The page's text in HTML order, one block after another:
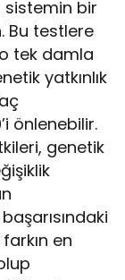
sistemin bir
Bu testlere
tek damla
yatkınlık
önlenebilir.
genetik
en